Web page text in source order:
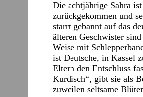
Die achtjährige Sahra
zurückgekommen und
starrt gebannt auf das
älteren Geschwister
Weise mit
ist Deutsche, in Kassel
Eltern den Entschluss
Kurdisch“, gibt sie als
zuweilen seltsame